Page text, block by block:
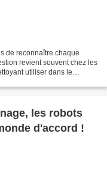
de reconnaître chaque
revient souvent chez les
utiliser dans le
les robots
d'accord !